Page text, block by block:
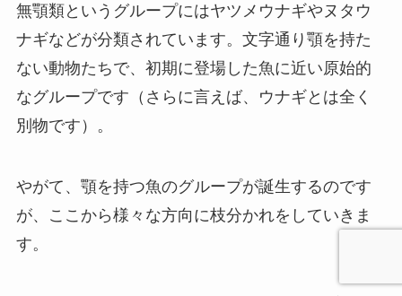
無顎類というグループにはヤツメウナギやヌタウ
ナギなどが分類されています。文字通り顎を持た
ない動物たちで、初期に登場した魚に近い原始的
なグループです（さらに言えば、ウナギとは全く
別物です）。
やがて、顎を持つ魚のグループが誕生するのです
が、ここから様々な方向に枝分かれをしていきま
す。